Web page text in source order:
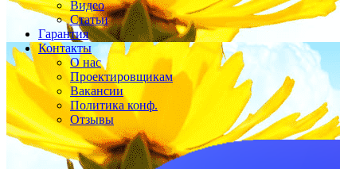
Видео
Статьи
Гарантия
Контакты
О нас
Проектировщикам
Вакансии
Политика конф.
Отзывы